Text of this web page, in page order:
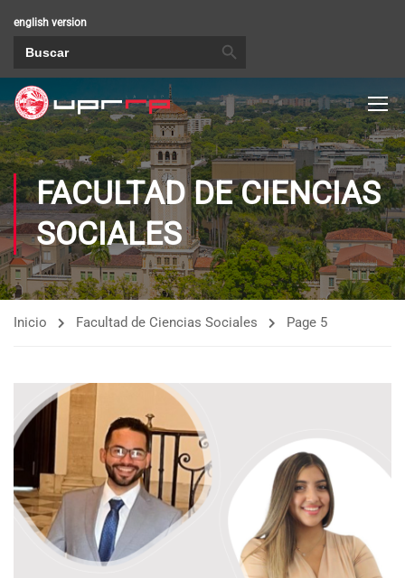
english version
FACULTAD DE CIENCIAS
SOCIALES
Inicio Facultad de Ciencias Sociales Page 5